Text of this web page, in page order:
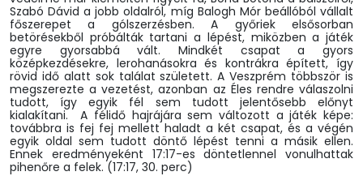
Szabó Dávid a jobb oldalról, míg Balogh Mór beállóból vállalt
főszerepet a gólszerzésben. A győriek elsősorban
betörésekből próbálták tartani a lépést, miközben a játék
egyre gyorsabbá vált. Mindkét csapat a gyors
középkezdésekre, lerohanásokra és kontrákra épített, így
rövid idő alatt sok találat született. A Veszprém többször is
megszerezte a vezetést, azonban az Éles rendre válaszolni
tudott, így egyik fél sem tudott jelentősebb előnyt
kialakítani. A félidő hajrájára sem változott a játék képe:
továbbra is fej fej mellett haladt a két csapat, és a végén
egyik oldal sem tudott döntő lépést tenni a másik ellen.
Ennek eredményeként 17:17-es döntetlennel vonulhattak
pihenőre a felek. (17:17, 30. perc)